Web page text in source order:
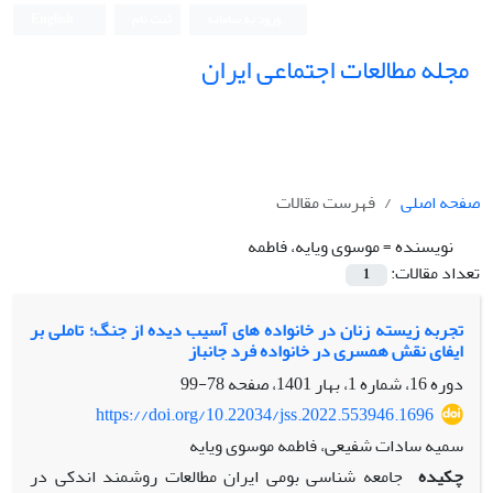
مجله مطالعات اجتماعی ایران
صفحه اصلی
فهرست مقالات
نویسنده =موسوی ویایه، فاطمه
تعداد مقالات:
1
تجربه زیسته زنان در خانواده های آسیب دیده از جنگ؛ تاملی بر
ایفای نقش همسری در خانواده فرد جانباز
دوره 16، شماره 1، بهار 1401، صفحه
78-99
https://doi.org/10.22034/jss.2022.553946.1696
سمیه سادات شفیعی، فاطمه موسوی ویایه
چکیده جامعه شناسی بومی ایران مطالعات روشمند اندکی در